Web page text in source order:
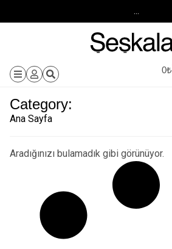
0₺
Category:
Ana Sayfa
Aradığınızı bulamadık gibi görünüyor.